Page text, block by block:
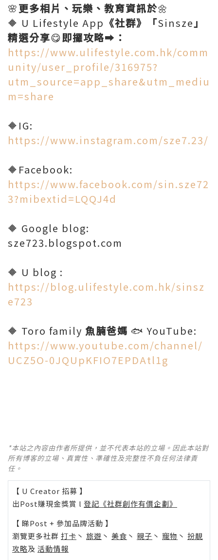
🌸更多相片、玩樂、教育資訊於🌼
🔶 U Lifestyle App 《社群》「Sinsze」
精選分享😋即攞攻略➡️ ：
https://www.ulifestyle.com.hk/comm
unity/user_profile/316975?
utm_source=app_share&utm_mediu
m=share
🔶IG:
https://www.instagram.com/sze7.23/
🔶Facebook:
https://www.facebook.com/sin.sze72
3?mibextid=LQQJ4d
🔶 Google blog:
sze723.blogspot.com
🔶 U blog :
https://blog.ulifestyle.com.hk/sinsz
e723
🔶 Toro family 魚腩爸媽 🐟 YouTube:
https://www.youtube.com/channel/
UCZ5O-0JQUpKFIO7EPDAtl1g
*本站之內容由作者所提供，並不代表本站的立場。因此本站對
所有博客的立場、真實性、準確性及完整性不負任何法律責
任。
【 U Creator 招募 】
出Post賺現金獎賞 l 登記《社群創作有價企劃》
【 睇Post + 參加品牌活動 】
瀏覽更多社群 打卡 丶 旅遊 丶 美食 丶 親子 丶 寵物 丶 扮靚
攻略及 活動情報